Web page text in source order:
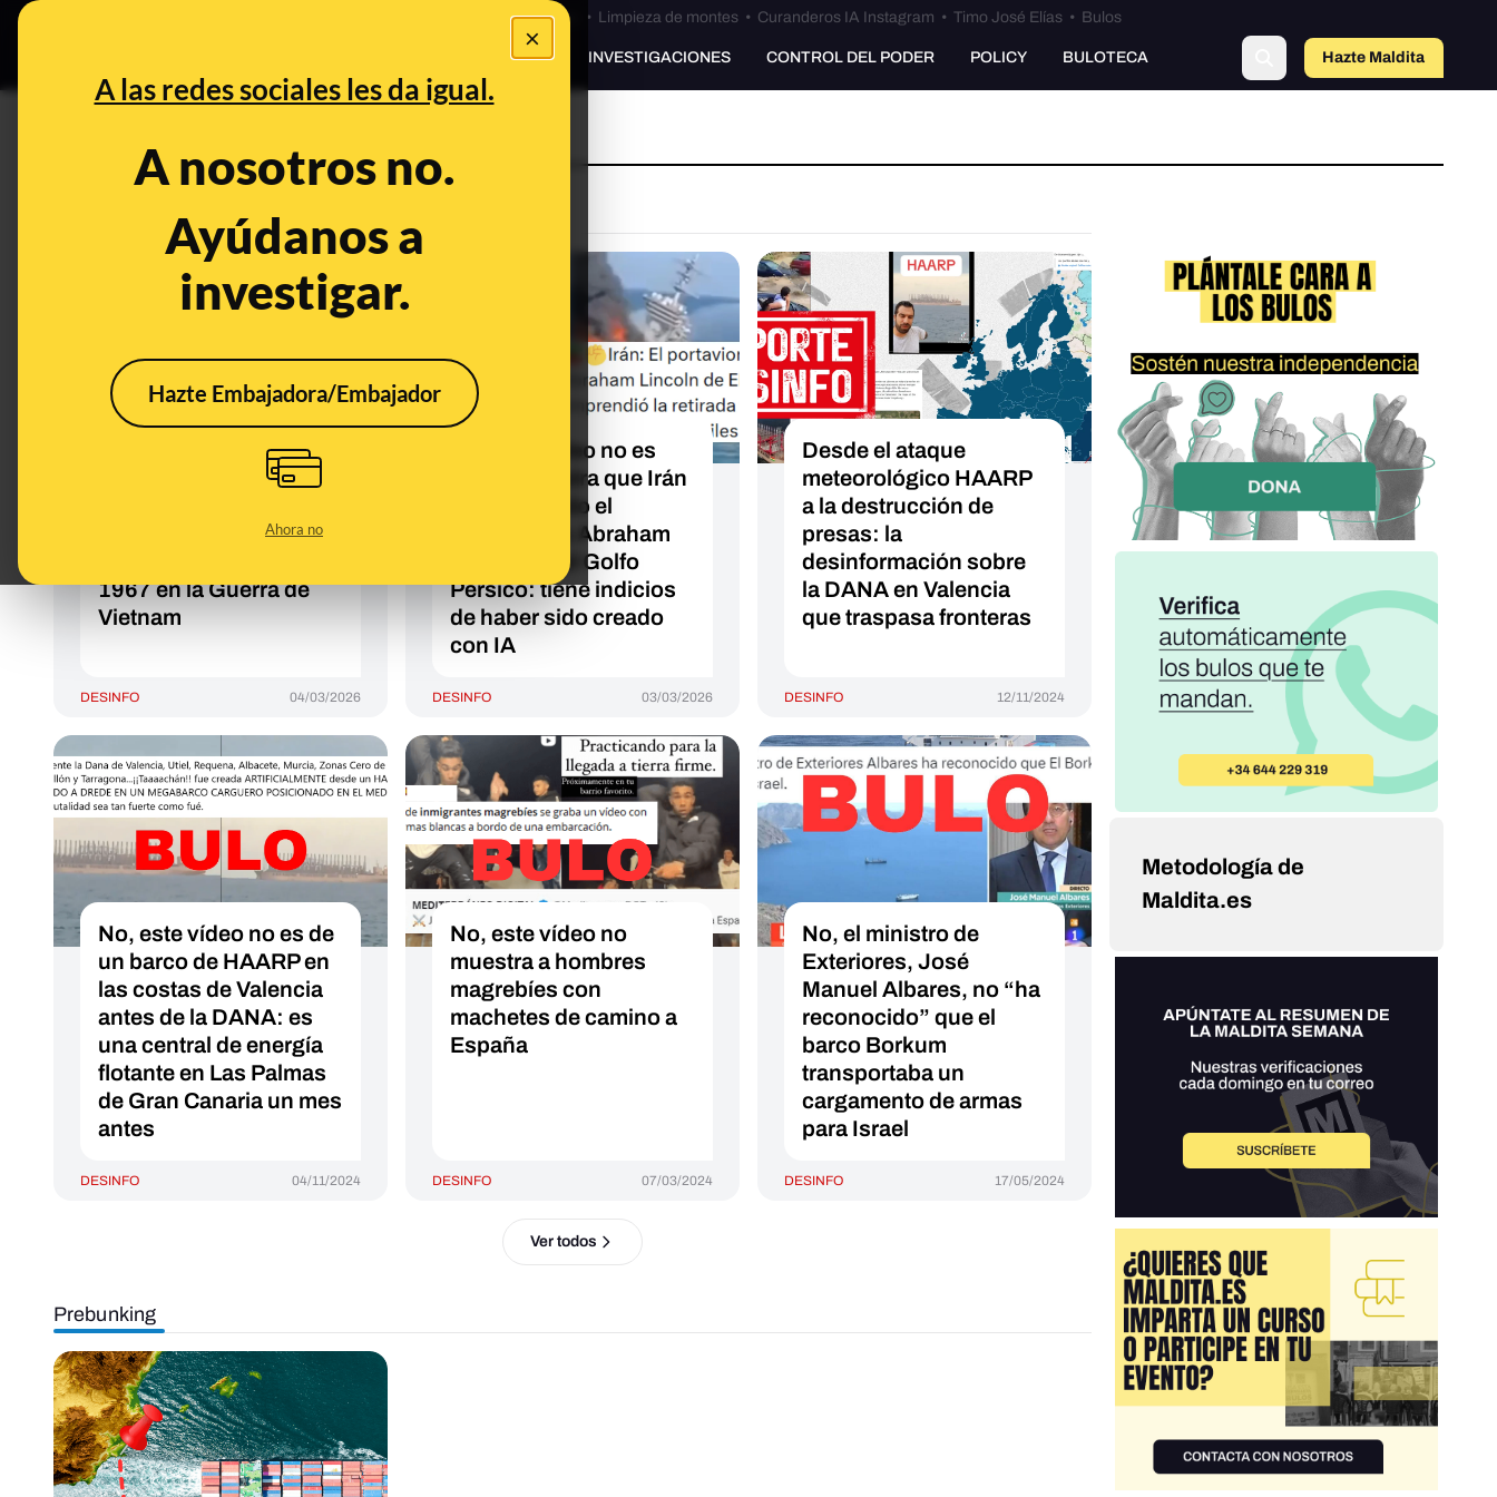
×
A las redes sociales les da igual.
A nosotros no.
Ayúdanos a
investigar.
Hazte Embajadora/Embajador
Ahora no
Bulos Ceuta • Limpieza de montes• Curanderos IA Instagram • Timo José Elías• Bulos
PREBUNKING INVESTIGACIONES CONTROL DEL PODER POLICY BULOTECA Hazte Maldita
Esta imagen no muestra
al portaviones Abraham
USS Forrestal CVA-59
1967 en la Guerra de
Vietnam
DESINFO 04/03/2026
No, este vídeo no es
real ni muestra que Irán
haya hundido el
portaviones Abraham
Lincoln en el Golfo
Pérsico: tiene indicios
de haber sido creado
con IA
DESINFO 03/03/2026
Desde el ataque
meteorológico HAARP
a la destrucción de
presas: la
desinformación sobre
la DANA en Valencia
que traspasa fronteras
DESINFO 12/11/2024
No, este vídeo no es de
un barco de HAARP en
las costas de Valencia
antes de la DANA: es
una central de energía
flotante en Las Palmas
de Gran Canaria un mes
antes
DESINFO 04/11/2024
No, este vídeo no
muestra a hombres
magrebíes con
machetes de camino a
España
DESINFO 07/03/2024
No, el ministro de
Exteriores, José
Manuel Albares, no “ha
reconocido” que el
barco Borkum
transportaba un
cargamento de armas
para Israel
DESINFO 17/05/2024
Ver todos
Prebunking
Metodología de
Maldita.es